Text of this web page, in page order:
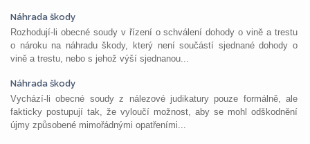
Náhrada škody
Rozhodují-li obecné soudy v řízení o schválení dohody o vině a trestu
o nároku na náhradu škody, který není součástí sjednané dohody o
vině a trestu, nebo s jehož výší sjednanou...
Náhrada škody
Vychází-li obecné soudy z nálezové judikatury pouze formálně, ale
fakticky postupují tak, že vyloučí možnost, aby se mohl odškodnění
újmy způsobené mimořádnými opatřeními...